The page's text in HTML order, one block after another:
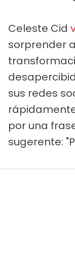
Celeste Cid
sorprender
sus redes
por una
sugerente: